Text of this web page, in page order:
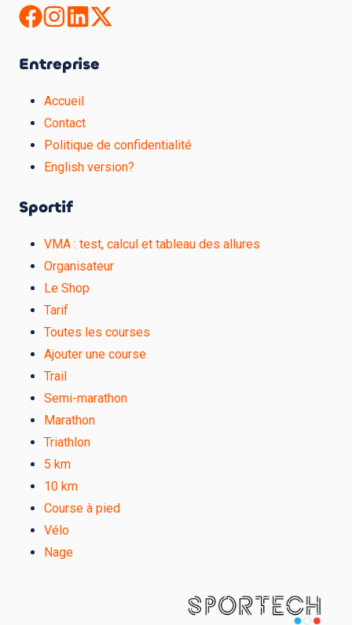
Entreprise
Accueil
Contact
Politique de confidentialité
English version?
Sportif
VMA : test, calcul et tableau des allures
Organisateur
Le Shop
Tarif
Toutes les courses
Ajouter une course
Trail
Semi-marathon
Marathon
Triathlon
5 km
10 km
Course à pied
Vélo
Nage